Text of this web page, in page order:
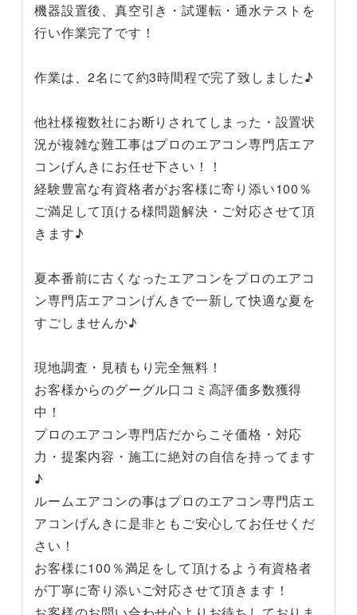
機器設置後、真空引き・試運転・通水テストを
行い作業完了です！
作業は、2名にて約3時間程で完了致しました♪
他社様複数社にお断りされてしまった・設置状
況が複雑な難工事はプロのエアコン専門店エア
コンげんきにお任せ下さい！！
経験豊富な有資格者がお客様に寄り添い100％
ご満足して頂ける様問題解決・ご対応させて頂
きます♪
夏本番前に古くなったエアコンをプロのエアコ
ン専門店エアコンげんきで一新して快適な夏を
すごしませんか♪
現地調査・見積もり完全無料！
お客様からのグーグル口コミ高評価多数獲得
中！
プロのエアコン専門店だからこそ価格・対応
力・提案内容・施工に絶対の自信を持ってます
♪
ルームエアコンの事はプロのエアコン専門店エ
アコンげんきに是非ともご安心してお任せくだ
さい！
お客様に100％満足をして頂けるよう有資格者
が丁寧に寄り添いご対応させて頂きます！